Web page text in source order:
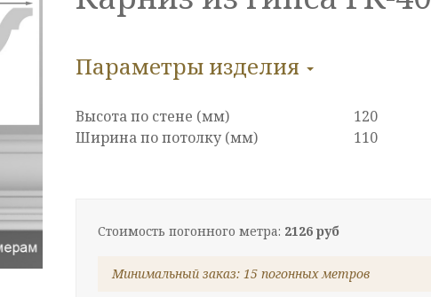
Параметры изделия
Высота по стене (мм)
120
Ширина по потолку (мм)
110
Стоимость погонного метра: 2126 руб
Минимальный заказ: 15 погонных метров